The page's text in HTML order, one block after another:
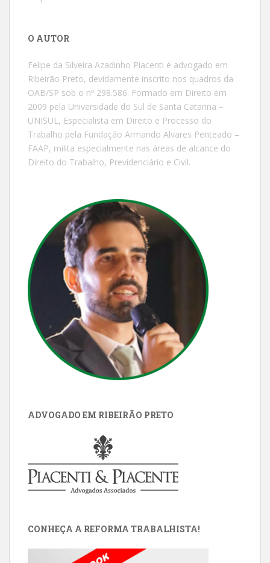
O AUTOR
Felipe da Silveira Azadinho Piacenti é advogado em
Ribeirão Preto, devidamente inscrito nos quadros da
OAB/SP sob o nº 298.586. Formado em Direito em
2009 pela Universidade do Sul de Santa Catarina –
UNISUL, Especialista em Direito e Processo do
Trabalho pela Fundação Armando Alvares Penteado –
FAAP, milita especialmente nas áreas de alcance do
Direito do Trabalho, Previdenciário e Civil.
ADVOGADO EM RIBEIRÃO PRETO
CONHEÇA A REFORMA TRABALHISTA!